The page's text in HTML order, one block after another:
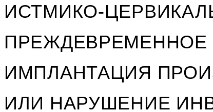
ИСТМИКО-
ПРЕЖДЕВРЕМЕННОЕ
ИМПЛАНТАЦИЯ
ИЛИ НАРУШЕНИЕ